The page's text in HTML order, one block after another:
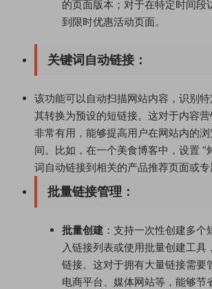
的页面版本；对于在特定时间段
到限时优惠活动页面。
关键词自动链接 ：
该功能可以自动扫描网站内容，识别
其转换为预设的短链接。这对于内容
非常有用，能够提高用户在网站内的
间。比如，在一个美食博客中，设置 “
词自动链接到相关的产品推荐页面或专
批量链接管理 ：
批量创建 ：支持一次性创建多
入链接列表或使用批量创建工具
链接。这对于拥有大量链接需要
电商平台、媒体网站等，能够节